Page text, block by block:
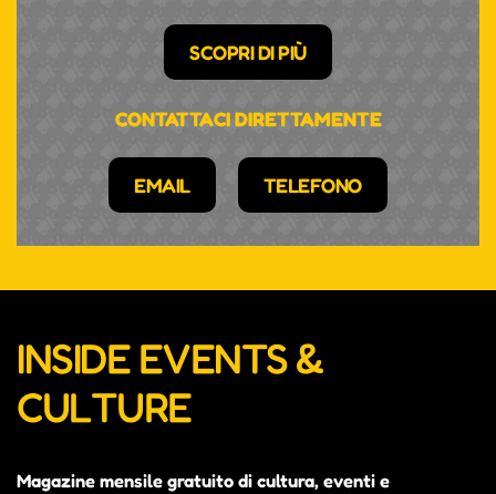
SCOPRI DI PIÙ
CONTATTACI DIRETTAMENTE
EMAIL TELEFONO
INSIDE EVENTS &
CULTURE
Magazine mensile gratuito di cultura, eventi e